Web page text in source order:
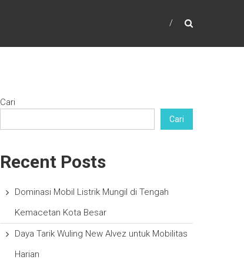
Cari
Cari
Recent Posts
Dominasi Mobil Listrik Mungil di Tengah
Kemacetan Kota Besar
Daya Tarik Wuling New Alvez untuk Mobilitas
Harian